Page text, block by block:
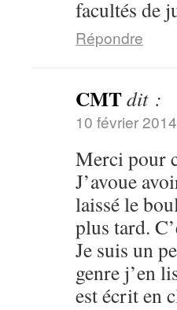
facultés de
Répondre
CMTdit :
10 février
Merci pour
J’avoue
laissé le
plus tard.
Je suis un
genre j’en
est écrit en